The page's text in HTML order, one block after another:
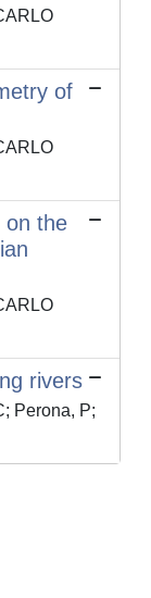
of
on the
rivers
Perona, P;